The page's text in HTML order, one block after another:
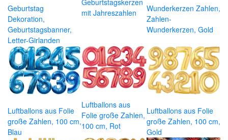
Geburtstag
Dekoration,
Geburtstagsbanner,
Letter-Girlanden
Geburtstagskerzen
mit Jahreszahlen
Wunderkerzen Zahlen,
Zahlen-
Wunderkerzen, Gold
Luftballons aus Folie
große Zahlen, 100 cm,
Blau
Luftballons aus
Folie große Zahlen,
100 cm, Rot
Luftballons aus Folie
große Zahlen, 100 cm,
Gold